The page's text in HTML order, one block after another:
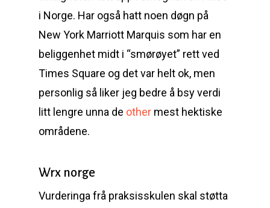
i Norge. Har også hatt noen døgn på
New York Marriott Marquis som har en
beliggenhet midt i “smørøyet” rett ved
Times Square og det var helt ok, men
personlig så liker jeg bedre å bsy verdi
litt lengre unna de other mest hektiske
områdene.
Wrx norge
Vurderinga frå praksisskulen skal støtta